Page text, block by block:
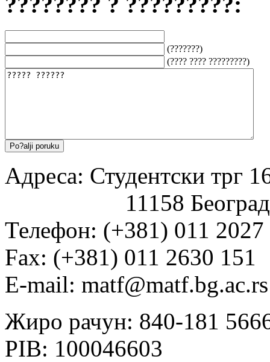
(???????)
(???? ???? ?????????)
Адреса: Студентски трг
11158 Београд
Телефон: (+381) 011 2027
Fаx: (+381) 011 2630 151
E-mail: matf@matf.bg.ac.rs
Жиро рачун: 840-181
PIB: 100046603